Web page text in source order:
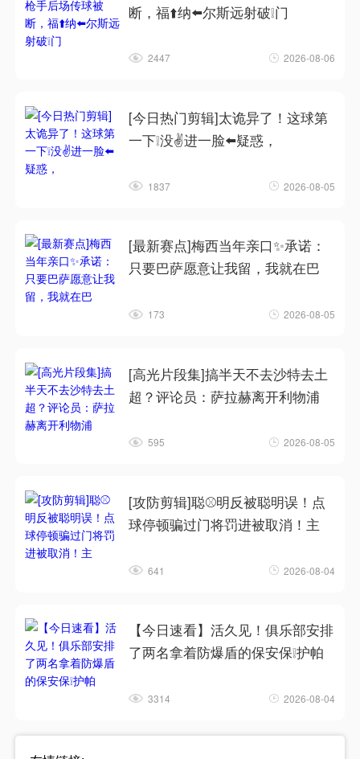
断，福⬆️纳⬅️尔斯远射破❕门
2447 2026-08-06
[今日热门剪辑]太诡异了！这球第
一下❕没✌️进一脸⬅️疑惑，
1837 2026-08-05
[最新赛点]梅西当年亲口✨承诺：
只要巴萨愿意让我留，我就在巴
173 2026-08-05
[高光片段集]搞半天不去沙特去土
超？评论员：萨拉赫离开利物浦
595 2026-08-05
[攻防剪辑]聪⚾明反被聪明误！点
球停顿骗过门将罚进被取消！主
641 2026-08-04
【今日速看】活久见！俱乐部安排
了两名拿着防爆盾的保安保❕护帕
3314 2026-08-04